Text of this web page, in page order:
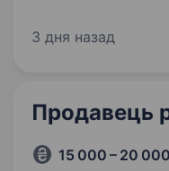
та емоції. Якщо
3 дня назад
Продавець
15 000 – 20